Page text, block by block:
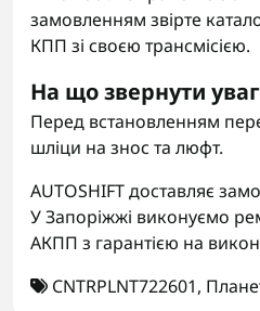
замовленням звірте
КПП зі своєю трансмісією.
На що звернути
Перед встановленням
шліци на знос та люфт.
AUTOSHIFT доставляє
У Запоріжжі виконуємо
АКПП з гарантією на
CNTRPLNT722601,